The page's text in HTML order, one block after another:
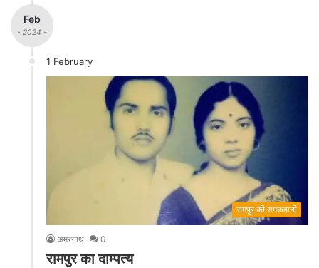
Feb
- 2024 -
1 February
रामपुर की रामकहानी
अमरनाथ 0
रामपुर का दाम्पत्य